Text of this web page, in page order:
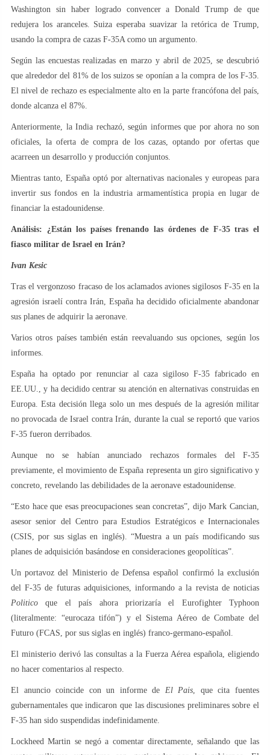
Washington sin haber logrado convencer a Donald Trump de que
redujera los aranceles. Suiza esperaba suavizar la retórica de Trump,
usando la compra de cazas F-35A como un argumento.
Según las encuestas realizadas en marzo y abril de 2025, se descubrió
que alrededor del 81% de los suizos se oponían a la compra de los F-35.
El nivel de rechazo es especialmente alto en la parte francófona del país,
donde alcanza el 87%.
Anteriormente, la India rechazó, según informes que por ahora no son
oficiales, la oferta de compra de los cazas, optando por ofertas que
acarreen un desarrollo y producción conjuntos.
Mientras tanto, España optó por alternativas nacionales y europeas para
invertir sus fondos en la industria armamentística propia en lugar de
financiar la estadounidense.
Análisis: ¿Están los países frenando las órdenes de F-35 tras el
fiasco militar de Israel en Irán?
Ivan Kesic
Tras el vergonzoso fracaso de los aclamados aviones sigilosos F-35 en la
agresión israelí contra Irán, España ha decidido oficialmente abandonar
sus planes de adquirir la aeronave.
Varios otros países también están reevaluando sus opciones, según los
informes.
España ha optado por renunciar al caza sigiloso F-35 fabricado en
EE.UU., y ha decidido centrar su atención en alternativas construidas en
Europa. Esta decisión llega solo un mes después de la agresión militar
no provocada de Israel contra Irán, durante la cual se reportó que varios
F-35 fueron derribados.
Aunque no se habían anunciado rechazos formales del F-35
previamente, el movimiento de España representa un giro significativo y
concreto, revelando las debilidades de la aeronave estadounidense.
“Esto hace que esas preocupaciones sean concretas”, dijo Mark Cancian,
asesor senior del Centro para Estudios Estratégicos e Internacionales
(CSIS, por sus siglas en inglés). “Muestra a un país modificando sus
planes de adquisición basándose en consideraciones geopolíticas”.
Un portavoz del Ministerio de Defensa español confirmó la exclusión
del F-35 de futuras adquisiciones, informando a la revista de noticias
Politico que el país ahora priorizaría el Eurofighter Typhoon
(literalmente: “eurocaza tifón”) y el Sistema Aéreo de Combate del
Futuro (FCAS, por sus siglas en inglés) franco-germano-español.
El ministerio derivó las consultas a la Fuerza Aérea española, eligiendo
no hacer comentarios al respecto.
El anuncio coincide con un informe de El Pais, que cita fuentes
gubernamentales que indicaron que las discusiones preliminares sobre el
F-35 han sido suspendidas indefinidamente.
Lockheed Martin se negó a comentar directamente, señalando que las